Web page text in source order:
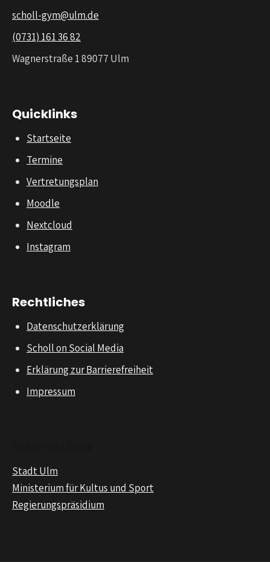
scholl-gym@ulm.de
(0731) 161 36 82
Wagnerstraße 1 89077 Ulm
Quicklinks
Startseite
Termine
Vertretungsplan
Moodle
Nextcloud
Instagram
Rechtliches
Datenschutzerklärung
Scholl on Social Media
Erklärung zur Barrierefreiheit
Impressum
Stadt Ulm
Ministerium für Kultus und Sport
Regierungspräsidium